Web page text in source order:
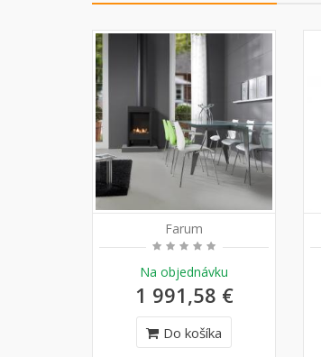
Farum
Na objednávku
1 991,58 €
Do košíka